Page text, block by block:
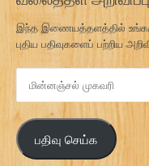
இந்த இணையத்தளத்தில்
புதிய பதிவுகளைப் பற்றிய
ன
ஞ்
ச
ல்
பதிவு செய்க